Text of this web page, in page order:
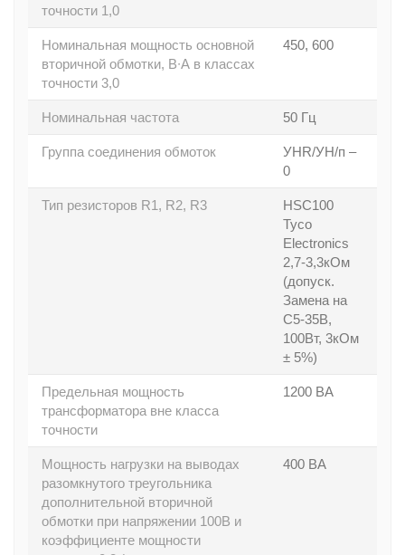
точности 1,0
Номинальная мощность основной
вторичной обмотки, В∙А в классах
точности 3,0
450, 600
Номинальная частота 50 Гц
Группа соединения обмоток
УHR/УH/п –
0
Тип резисторов R1, R2, R3
HSC100
Tyco
Electronics
2,7-3,3кОм
(допуск.
Замена на
C5-35В,
100Вт, 3кОм
± 5%)
Предельная мощность
трансформатора вне класса
точности
1200 ВА
Мощность нагрузки на выводах
разомкнутого треугольника
дополнительной вторичной
обмотки при напряжении 100В и
коэффициенте мощности
400 ВА